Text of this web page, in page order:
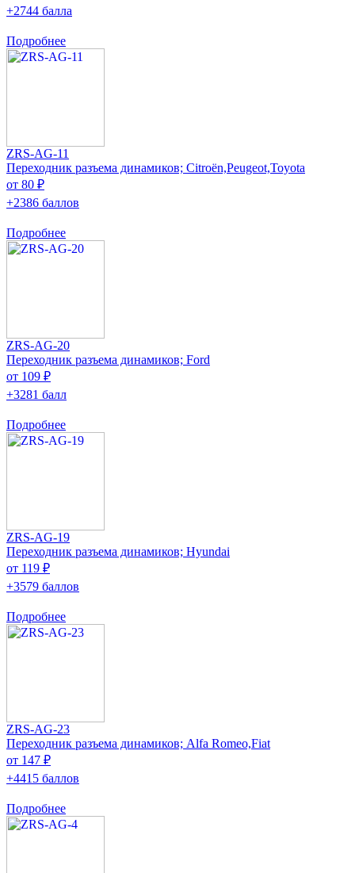
+2744 балла
Подробнее
ZRS-AG-11
Переходник разъема динамиков; Citroën,Peugeot,Toyota
от 80 ₽
+2386 баллов
Подробнее
ZRS-AG-20
Переходник разъема динамиков; Ford
от 109 ₽
+3281 балл
Подробнее
ZRS-AG-19
Переходник разъема динамиков; Hyundai
от 119 ₽
+3579 баллов
Подробнее
ZRS-AG-23
Переходник разъема динамиков; Alfa Romeo,Fiat
от 147 ₽
+4415 баллов
Подробнее